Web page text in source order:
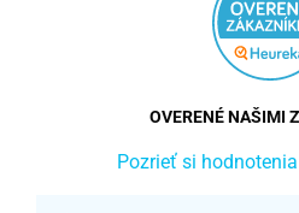
OVERENÉ NAŠIMI
Pozrieť si